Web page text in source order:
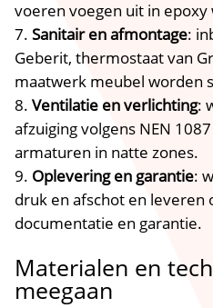
voeren voegen uit in epoxy
Sanitair en afmontage:
Geberit, thermostaat van
maatwerk meubel worden
Ventilatie en verlichting:
afzuiging volgens NEN
armaturen in natte zones.
Oplevering en garantie:
druk en afschot en leveren
documentatie en garantie.
Materialen en
meegaan